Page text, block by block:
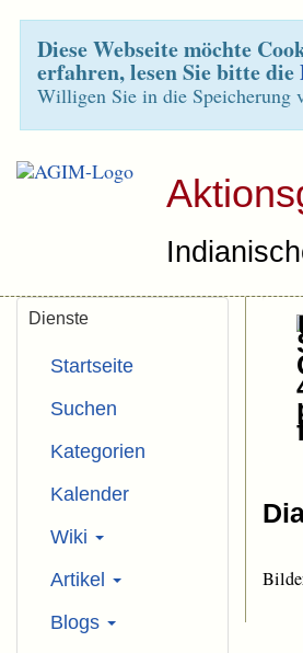
Diese Webseite möchte
erfahren, lesen Sie bitte die
Willigen Sie in die Speicherung
Dienste
Startseite
Suchen
Kategorien
Kalender
Wiki
Artikel
Blogs